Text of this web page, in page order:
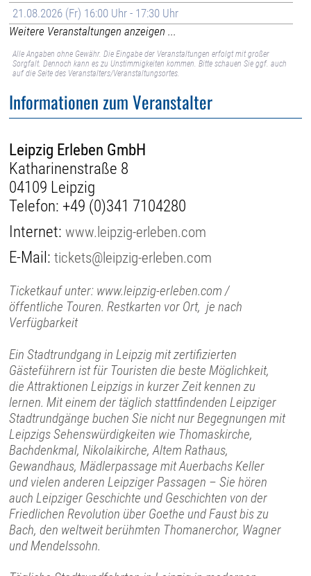
21.08.2026 (Fr) 16:00 Uhr - 17:30 Uhr
Weitere Veranstaltungen anzeigen ...
Alle Angaben ohne Gewähr. Die Eingabe der Veranstaltungen erfolgt mit großer
Sorgfalt. Dennoch kann es zu Unstimmigkeiten kommen. Bitte schauen Sie ggf. auch
auf die Seite des Veranstalters/Veranstaltungsortes.
Informationen zum Veranstalter
Leipzig Erleben GmbH
Katharinenstraße 8
04109 Leipzig
Telefon: +49 (0)341 7104280
Internet:www.leipzig-erleben.com
E-Mail:tickets@leipzig-erleben.com
Ticketkauf unter: www.leipzig-erleben.com /
öffentliche Touren. Restkarten vor Ort, je nach
Verfügbarkeit
Ein Stadtrundgang in Leipzig mit zertifizierten
Gästeführern ist für Touristen die beste Möglichkeit,
die Attraktionen Leipzigs in kurzer Zeit kennen zu
lernen. Mit einem der täglich stattfindenden Leipziger
Stadtrundgänge buchen Sie nicht nur Begegnungen mit
Leipzigs Sehenswürdigkeiten wie Thomaskirche,
Bachdenkmal, Nikolaikirche, Altem Rathaus,
Gewandhaus, Mädlerpassage mit Auerbachs Keller
und vielen anderen Leipziger Passagen – Sie hören
auch Leipziger Geschichte und Geschichten von der
Friedlichen Revolution über Goethe und Faust bis zu
Bach, den weltweit berühmten Thomanerchor, Wagner
und Mendelssohn.